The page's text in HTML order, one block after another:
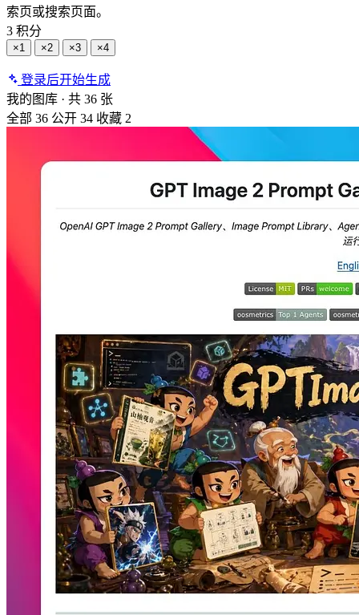
索页或搜索页面。
3 积分
×1 ×2 ×3 ×4
登录后开始生成
我的图库 · 共 36 张
全部 36 公开 34 收藏 2